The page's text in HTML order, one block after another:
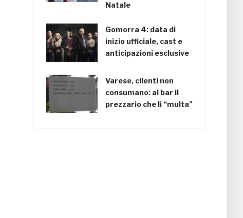
Natale
Gomorra 4: data di
inizio ufficiale, cast e
anticipazioni esclusive
Varese, clienti non
consumano: al bar il
prezzario che li “multa”